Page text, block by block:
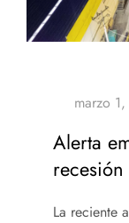
Alerta
La reciente